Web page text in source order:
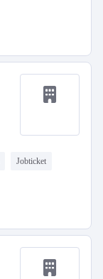
Jobticket